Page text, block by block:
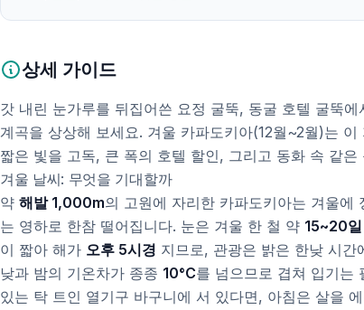
상세 가이드
갓 내린 눈가루를 뒤집어쓴 요정 굴뚝, 동굴 호텔 굴뚝
계곡을 상상해 보세요. 겨울 카파도키아(12월~2월)는
짧은 빛을 고독, 큰 폭의 호텔 할인, 그리고 동화 속 같은
겨울 날씨: 무엇을 기대할까
약 해발 1,000m의 고원에 자리한 카파도키아는 겨울에
는 영하로 한참 떨어집니다. 눈은 겨울 한 철 약 15~20일
이 짧아 해가 오후 5시경 지므로, 관광은 밝은 한낮 시간
낮과 밤의 기온차가 종종 10°C를 넘으므로 겹쳐 입기는
있는 탁 트인 열기구 바구니에 서 있다면, 아침은 살을